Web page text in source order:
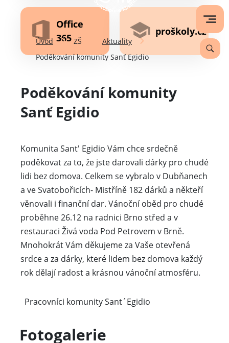
Office
365
proškoly.cz
Úvod ZŠ
Aktuality
Poděkování komunity Sanť Egidio
Poděkování komunity
Sanť Egidio
Komunita Sant' Egidio Vám chce srdečně
poděkovat za to, že jste darovali dárky pro chudé
lidi bez domova. Celkem se vybralo v Dubňanech
a ve Svatobořicích- Mistříně 182 dárků a někteří
věnovali i finanční dar. Vánoční oběd pro chudé
proběhne 26.12 na radnici Brno střed a v
restauraci Živá voda Pod Petrovem v Brně.
Mnohokrát Vám děkujeme za Vaše otevřená
srdce a za dárky, které lidem bez domova každý
rok dělají radost a krásnou vánoční atmosféru.
Pracovníci komunity Sant´Egidio
Fotogalerie